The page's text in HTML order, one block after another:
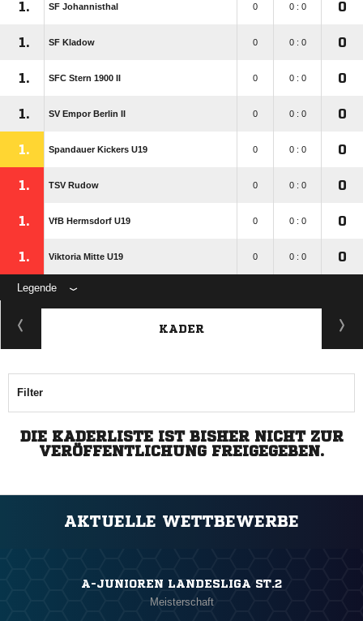
1. SF Johannisthal 0 0 : 0 0
1. SF Kladow 0 0 : 0 0
1. SFC Stern 1900 II 0 0 : 0 0
1. SV Empor Berlin II 0 0 : 0 0
1. Spandauer Kickers U19 0 0 : 0 0
1. TSV Rudow 0 0 : 0 0
1. VfB Hermsdorf U19 0 0 : 0 0
1. Viktoria Mitte U19 0 0 : 0 0
Legende
KADER
Filter
DIE KADERLISTE IST BISHER NICHT ZUR
VERÖFFENTLICHUNG FREIGEGEBEN.
AKTUELLE WETTBEWERBE
A-JUNIOREN LANDESLIGA ST.2
Meisterschaft